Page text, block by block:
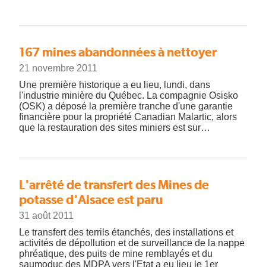
167 mines abandonnées à nettoyer
21 novembre 2011
Une première historique a eu lieu, lundi, dans
l'industrie minière du Québec. La compagnie Osisko
(OSK) a déposé la première tranche d'une garantie
financière pour la propriété Canadian Malartic, alors
que la restauration des sites miniers est sur…
L'arrêté de transfert des Mines de
potasse d'Alsace est paru
31 août 2011
Le transfert des terrils étanchés, des installations et
activités de dépollution et de surveillance de la nappe
phréatique, des puits de mine remblayés et du
saumoduc des MDPA vers l'Etat a eu lieu le 1er